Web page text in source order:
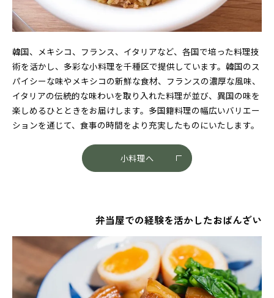
韓国、メキシコ、フランス、イタリアなど、各国で培った料理技
術を活かし、多彩な小料理を千種区で提供しています。韓国のス
パイシーな味やメキシコの新鮮な食材、フランスの濃厚な風味、
イタリアの伝統的な味わいを取り入れた料理が並び、異国の味を
楽しめるひとときをお届けします。多国籍料理の幅広いバリエー
ションを通じて、食事の時間をより充実したものにいたします。
小料理へ
弁当屋での経験を活かしたおばんざい